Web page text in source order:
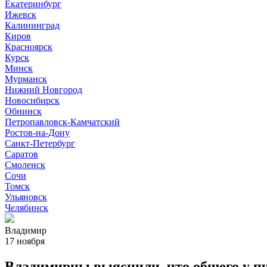
Екатеринбург
Ижевск
Калининград
Киров
Красноярск
Курск
Минск
Мурманск
Нижний Новгород
Новосибирск
Обнинск
Петропавловск-Камчатский
Ростов-на-Дону
Санкт-Петербург
Саратов
Смоленск
Сочи
Томск
Ульяновск
Челябинск
Владимир
17 ноября